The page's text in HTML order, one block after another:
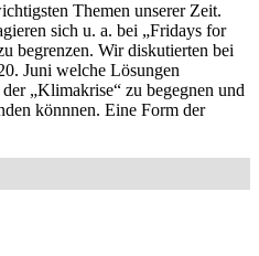
Themen unserer Zeit.
sich u. a. bei „Fridays for
begrenzen. Wir diskutierten bei
Juni welche Lösungen
„Klimakrise“ zu begegnen und
könnnen. Eine Form der